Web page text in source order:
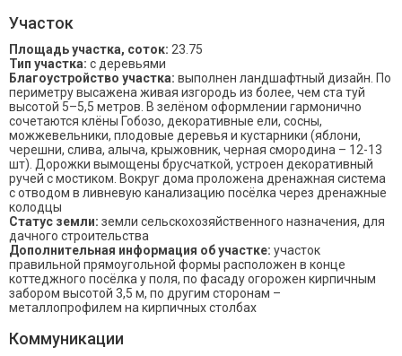
Участок
Площадь участка, соток: 23.75
Тип участка: с деревьями
Благоустройство участка: выполнен ландшафтный дизайн. По
периметру высажена живая изгородь из более, чем ста туй
высотой 5–5,5 метров. В зелёном оформлении гармонично
сочетаются клёны Гобозо, декоративные ели, сосны,
можжевельники, плодовые деревья и кустарники (яблони,
черешни, слива, алыча, крыжовник, черная смородина – 12-13
шт). Дорожки вымощены брусчаткой, устроен декоративный
ручей с мостиком. Вокруг дома проложена дренажная система
с отводом в ливневую канализацию посёлка через дренажные
колодцы
Статус земли: земли сельскохозяйственного назначения, для
дачного строительства
Дополнительная информация об участке: участок
правильной прямоугольной формы расположен в конце
коттеджного посёлка у поля, по фасаду огорожен кирпичным
забором высотой 3,5 м, по другим сторонам –
металлопрофилем на кирпичных столбах
Коммуникации